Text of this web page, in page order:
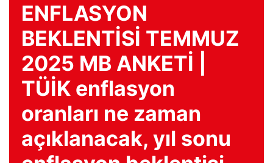
ENFLASYON
BEKLENTİSİ TEMMUZ
2025 MB ANKETİ |
TÜİK enflasyon
oranları ne zaman
açıklanacak, yıl sonu